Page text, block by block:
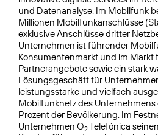
und Datenanalyse. Im Mobilfunk
Millionen Mobilfunkanschlüsse
exklusive Anschlüsse dritter
Unternehmen ist führender
Konsumentenmarkt und im Markt
Partnerangebote sowie ein stark
Lösungsgeschäft für
leistungsstarke und vielfach
Mobilfunknetz des Unternehmens
Prozent der Bevölkerung. Im
Unternehmen O2Telefónica